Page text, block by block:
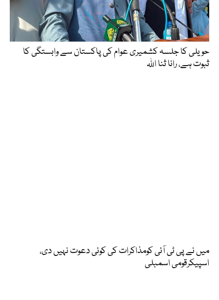
حویلی کا جلسہ کشمیری عوام کی پاکستان سے وابستگی کا
ثبوت ہے، رانا ثنا اللہ
میں نے پی ٹی آئی کومذاکرات کی کوئی دعوت نہیں دی،
اسپیکرقومی اسمبلی